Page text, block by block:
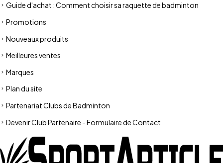
Guide d'achat : Comment choisir sa raquette de badminton
Promotions
Nouveaux produits
Meilleures ventes
Marques
Plan du site
Partenariat Clubs de Badminton
Devenir Club Partenaire - Formulaire de Contact